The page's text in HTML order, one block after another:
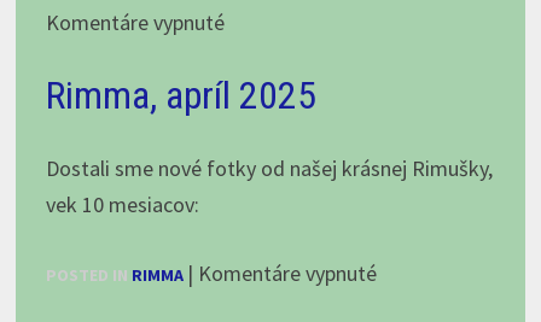
Komentáre vypnuténa
najlepšie
1.
„R“-
Rimma, apríl 2025
Dostali sme nové fotky od našej krásnej Rimušky,
vek 10 mesiacov:
POSTED IN RIMMA | Komentáre vypnuténa